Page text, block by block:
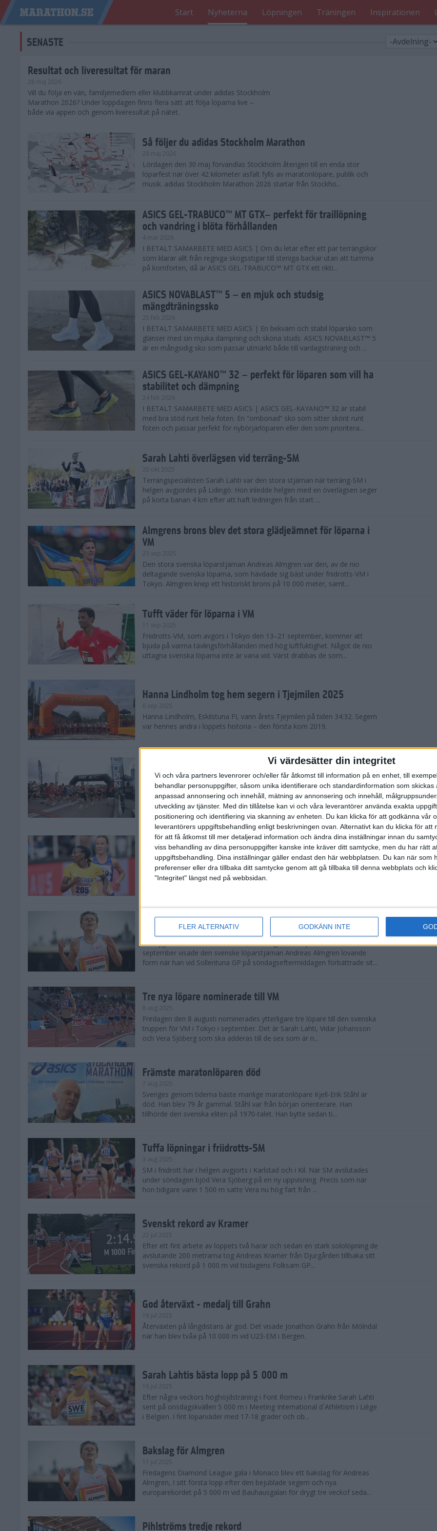
Vi värdesätter din integritet
Vi och våra partners levenrorer och/eller får åtkomst till information på en enhet, till
behandlar personuppgifter, såsom unika identifierare och standardinformation som skickas
anpassad annonsering och innehåll, mätning av annonsering och innehåll,
utveckling av tjänster. Med din tillåtelse kan vi och våra leverantörer använda exakta
positionering och identifiering via skanning av enheten. Du kan klicka för att godkänna vår
leverantörers uppgiftsbehandling enligt beskrivningen ovan. Alternativt kan du klicka för att
för att få åtkomst till mer detaljerad information och ändra dina inställningar innan du
viss behandling av dina personuppgifter kanske inte kräver ditt samtycke, men du har rätt
uppgiftsbehandling. Dina inställningar gäller endast den här webbplatsen. Du kan när som
preferenser eller dra tillbaka ditt samtycke genom att gå tillbaka till denna webbplats och
"Integritet" längst ned på webbsidan.
FLER ALTERNATIV GODKÄNN INTE
Start Nyheterna Löpningen Träningen Inspirationen
SENASTE
Resultat och liveresultat för maran
28 maj 2026
​Vill du följa en vän, familjemedlem eller klubbkamrat under adidas Stockholm
Marathon 2026? Under loppdagen finns flera sätt att följa löparna live –
både via appen och genom liveresultat på nätet.
Så följer du adidas Stockholm Marathon
28 maj 2026
Lördagen den 30 maj förvandlas Stockholm återigen till en enda stor
löparfest när över 42 kilometer asfalt fylls av maratonlöpare, publik och
musik. adidas Stockholm Marathon 2026 startar från Stockho...
ASICS GEL-TRABUCO™ MT GTX– perfekt för traillöpning
och vandring i blöta förhållanden
4 mar 2026
I BETALT SAMARBETE MED ASICS | Om du letar efter ett par terrängskor
som klarar allt från regniga skogsstigar till steniga backar utan att tumma
på komforten, då är ASICS GEL-TRABUCO™ MT GTX ett rikti...
ASICS NOVABLAST™ 5 – en mjuk och studsig
mängdträningssko
25 feb 2026
I BETALT SAMARBETE MED ASICS | En bekväm och stabil löparsko som
glänser med sin mjuka dämpning och sköna studs. ASICS NOVABLAST™ 5
är en mångsidig sko som passar utmärkt både till vardagsträning och ...
ASICS GEL-KAYANO™ 32 – perfekt för löparen som vill ha
stabilitet och dämpning
24 feb 2026
I BETALT SAMARBETE MED ASICS | ASICS GEL-KAYANO™ 32 är stabil
med bra stöd runt hela foten. En ”ombonad” sko som sitter skönt runt
foten och passar perfekt för nybörjarlöparen eller den som prioritera...
Sarah Lahti överlägsen vid terräng-SM
20 okt 2025
Terrängspecialisten Sarah Lahti var den stora stjärnan när terräng-SM i
helgen avgjordes på Lidingö. Hon inledde helgen med en överlägsen seger
på korta banan 4 km efter att haft ledningen från start ...
Almgrens brons blev det stora glädjeämnet för löparna i
VM
23 sep 2025
Den stora svenska löparstjärnan Andreas Almgren var den, av de nio
deltagande svenska löparna, som hävdade sig bäst under friidrotts-VM i
Tokyo. Almgren knep ett historiskt brons på 10 000 meter, samt...
Tufft väder för löparna i VM
11 sep 2025
Friidrotts-VM, som avgörs i Tokyo den 13–21 september, kommer att
bjuda på varma tävlingsförhållanden med hög luftfuktighet. Något de nio
uttagna svenska löparna inte är vana vid. Värst drabbas de som...
Hanna Lindholm tog hem segern i Tjejmilen 2025
6 sep 2025
Hanna Lindholm, Eskilstuna FI, vann årets Tjejmilen på tiden 34:32. Segern
var hennes andra i loppets historia – den första kom 2019.
Snabbaste segertiden på 12 år i rekordstort adidas
Stockholm Halvmaraton
30 aug 2025
Ett slutsålt och rekordstort adidas Stockholm Halvmaraton avgjordes i
nästintill perfekt löparväder. 18 grader, mulet och väldigt lite vind. Totalt
var 19,866 löpare anmälda, varav 15,807 kom till sta...
Löparna viktiga när Sverige vann Finnkampen
26 aug 2025
Den hundrade upplagan av Finnkampen, världens äldsta och största
landskamp i friidrott, avgjordes inför fullsatta läktare på Stockholms
Svenskt rekord när Almgren testade VM-formen
En dryg månad före friidrotts-VM, som avgörs i Tokyo den 13-21
september visade den svenske löparstjärnan Andreas Almgren lovande
form när han vid Sollentuna GP på söndagseftermiddagen förbättrade sit...
Tre nya löpare nominerade till VM
8 aug 2025
Fredagen den 8 augusti nominerades ytterligare tre löpare till den svenska
truppen för VM i Tokyo i september. Det är Sarah Lahti, Vidar Johansson
och Vera Sjöberg som ska adderas till de sex som är n...
Främste maratonlöparen död
7 aug 2025
Sveriges genom tiderna bäste manlige maratonlöpare Kjell-Erik Ståhl är
död. Han blev 79 år gammal. Ståhl var från början orienterare. Han
tillhörde den svenska eliten på 1970-talet. Han bytte sedan ti...
Tuffa löpningar i friidrotts-SM
3 aug 2025
SM i friidrott har i helgen avgjorts i Karlstad och i Kil. När SM avslutades
under söndagen bjöd Vera Sjöberg på en ny uppvisning. Precis som när
hon tidigare vann 1 500 m satte Vera nu hög fart från ...
Svenskt rekord av Kramer
22 jul 2025
Efter ett fint arbete av loppets två harar och sedan en stark sololöpning de
avslutande 200 metrarna tog Andreas Kramer från Djurgården tillbaka sitt
svenska rekord på 1 000 m vid tisdagens Folksam GP...
God återväxt - medalj till Grahn
18 jul 2025
Återväxten på långdistans är god. Det visade Jonathon Grahn från Mölndal
när han blev tvåa på 10 000 m vid U23-EM i Bergen.
Sarah Lahtis bästa lopp på 5 000 m
16 jul 2025
Efter några veckors höghöjdsträning i Font Romeu i Frankrike Sarah Lahti
sent på onsdagskvällen 5 000 m i Meeting International d´Athletism i Liège
i Belgien. I fint löparväder med 17-18 grader och ob...
Bakslag för Almgren
11 jul 2025
Fredagens Diamond League gala i Monaco blev ett bakslag för Andreas
Almgren, I sitt första lopp efter den bejublade segern och nya
europarekordet på 5 000 m vid Bauhausgalan för drygt tre veckof seda...
Pihlströms tredje rekord